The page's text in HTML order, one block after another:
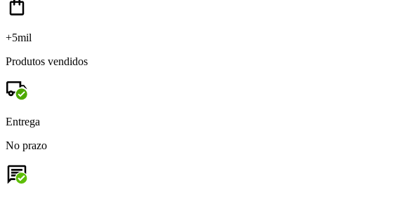
+5mil
Produtos vendidos
Entrega
No prazo